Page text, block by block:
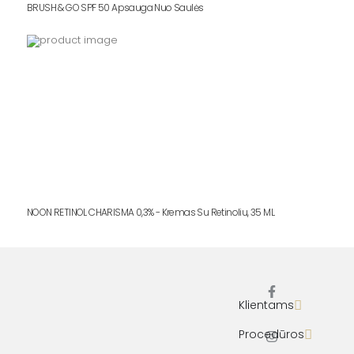
BRUSH & GO SPF 50 Apsauga Nuo Saulės
NOON RETINOL CHARISMA 0,3% - Kremas Su Retinoliu, 35 ML
F
c
e
I
s
t
Klientams
Procedūros